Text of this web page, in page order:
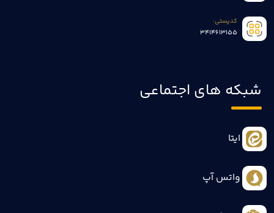
کدپستی:
3414613155
شبکه های اجتماعی
ایتا
واتس آپ